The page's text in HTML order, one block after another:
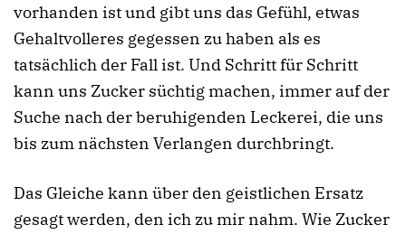
vorhanden ist und gibt uns das Gefühl, etwas
Gehaltvolleres gegessen zu haben als es
tatsächlich der Fall ist. Und Schritt für Schritt
kann uns Zucker süchtig machen, immer auf der
Suche nach der beruhigenden Leckerei, die uns
bis zum nächsten Verlangen durchbringt.
Das Gleiche kann über den geistlichen Ersatz
gesagt werden, den ich zu mir nahm. Wie Zucker